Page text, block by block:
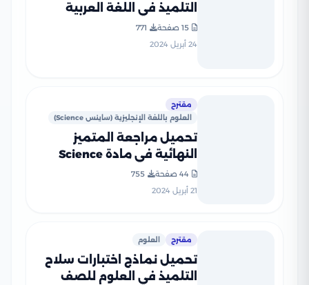
التلميذ في اللغة العربية
للصف الخامس الابتدائي مع
إجاباتها النموذجية
15 صفحة
771
24 أبريل 2024
مقترح
العلوم باللغة الإنجليزية (ساينس Science)
تحميل مراجعة المتميز
النهائية في مادة Science
الصف الخامس الابتدائي ترم
ثاني (بنك أسئلة شامل)
44 صفحة
755
21 أبريل 2024
مقترح العلوم
تحميل نماذج اختبارات سلاح
التلميذ في العلوم للصف